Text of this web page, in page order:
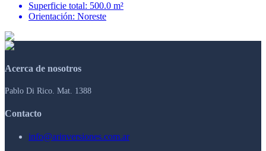
Superficie total: 500.0 m²
Orientación: Noreste
Acerca de nosotros
Pablo Di Rico. Mat. 1388
Contacto
info@arinversiones.com.ar